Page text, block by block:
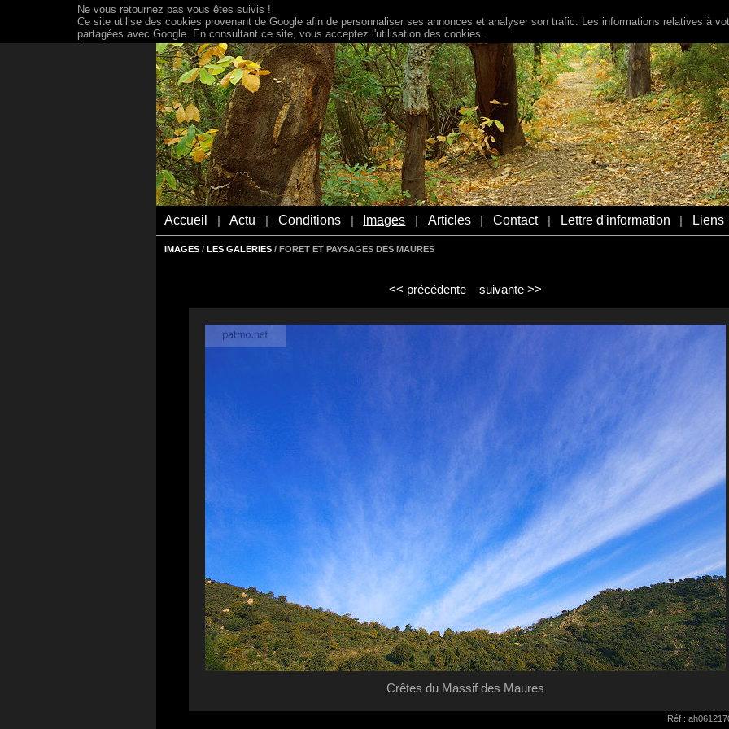
Accueil Actu Conditions Images Articles Contact Lettre d'information Liens
IMAGES / LES GALERIES / FORET ET PAYSAGES DES MAURES
<< précédente suivante >>
Crêtes du Massif des Maures
Réf :
Ne vous retournez pas vous êtes suivis !
Ce site utilise des cookies provenant de Google afin de personnaliser ses annonces et analyser son trafic. Les informations relatives à
partagées avec Google. En consultant ce site, vous acceptez l'utilisation des cookies.